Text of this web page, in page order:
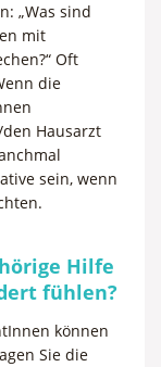
„Was sind
mit
Oft
die
Hausarzt
sein, wenn
Hilfe
fühlen?
können
Sie die